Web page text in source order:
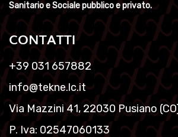
Sanitario e Sociale pubblico e privato.
CONTATTI
+39 031 657882
info@tekne.lc.it
Via Mazzini 41, 22030 Pusiano
P. Iva: 02547060133